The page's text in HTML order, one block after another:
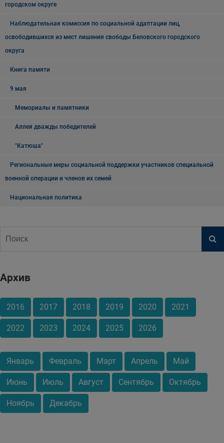
городском округе
Наблюдательная комиссия по социальной адаптации лиц,
освободившихся из мест лишения свободы Беловского городского
округа
Книга памяти
9 мая
Мемориалы и памятники
Аллея дважды победителей
"Катюша"
Региональные меры социальной поддержки участников специальной
военной операции и членов их семей
Национальная политика
Архив
2016 2017 2018 2019 2020 2021
2022 2023 2024 2025 2026
Январь Февраль Март Апрель Май
Июнь Июль Август Сентябрь Октябрь
Ноябрь Декабрь